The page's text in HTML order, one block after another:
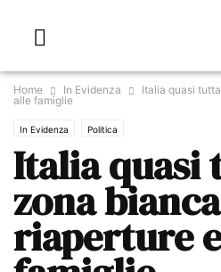
Home In Evidenza
Italia quasi
alle famiglie
In Evidenza Politica
Italia quasi
zona
riaperture